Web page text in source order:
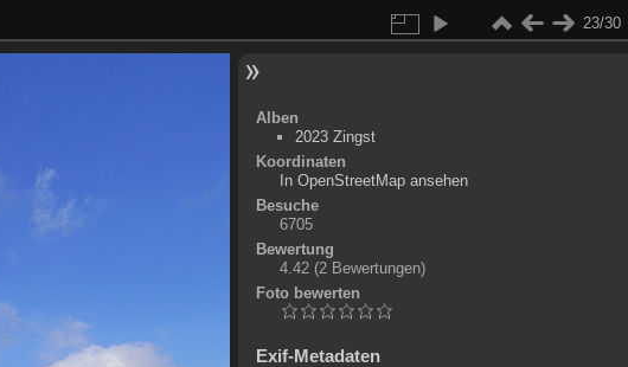
23/30
Alben
2023 Zingst
Koordinaten
+
-
In OpenStreetMap ansehen
Besuche
6705
Bewertung
4.42 (2 Bewertungen)
Foto bewerten
Exif-Metadaten